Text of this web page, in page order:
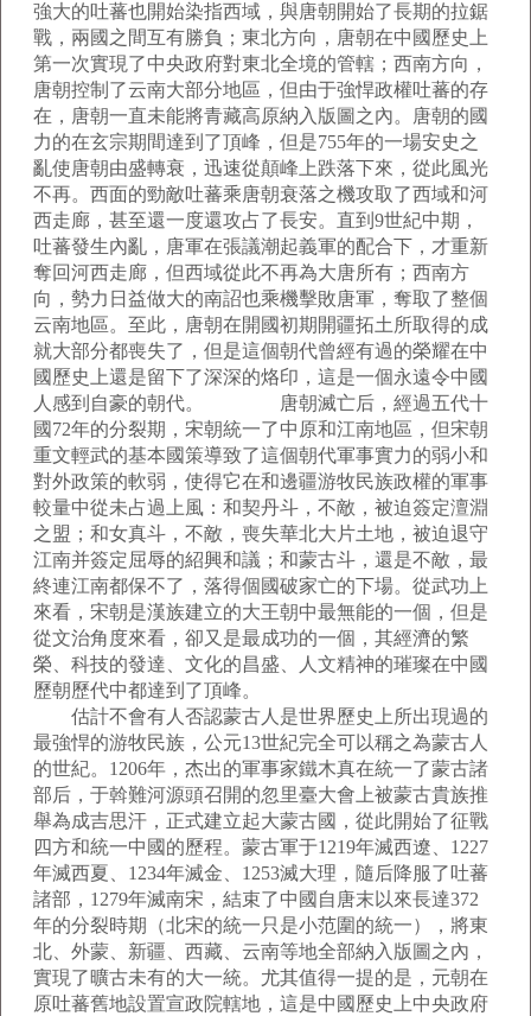
強大的吐蕃也開始染指西域，與唐朝開始了長期的拉鋸
戰，兩國之間互有勝負；東北方向，唐朝在中國歷史上
第一次實現了中央政府對東北全境的管轄；西南方向，
唐朝控制了云南大部分地區，但由于強悍政權吐蕃的存
在，唐朝一直未能將青藏高原納入版圖之內。唐朝的國
力的在玄宗期間達到了頂峰，但是755年的一場安史之
亂使唐朝由盛轉衰，迅速從顛峰上跌落下來，從此風光
不再。西面的勁敵吐蕃乘唐朝衰落之機攻取了西域和河
西走廊，甚至還一度還攻占了長安。直到9世紀中期，
吐蕃發生內亂，唐軍在張議潮起義軍的配合下，才重新
奪回河西走廊，但西域從此不再為大唐所有；西南方
向，勢力日益做大的南詔也乘機擊敗唐軍，奪取了整個
云南地區。至此，唐朝在開國初期開疆拓土所取得的成
就大部分都喪失了，但是這個朝代曾經有過的榮耀在中
國歷史上還是留下了深深的烙印，這是一個永遠令中國
人感到自豪的朝代。 唐朝滅亡后，經過五代十
國72年的分裂期，宋朝統一了中原和江南地區，但宋朝
重文輕武的基本國策導致了這個朝代軍事實力的弱小和
對外政策的軟弱，使得它在和邊疆游牧民族政權的軍事
較量中從未占過上風：和契丹斗，不敵，被迫簽定澶淵
之盟；和女真斗，不敵，喪失華北大片土地，被迫退守
江南并簽定屈辱的紹興和議；和蒙古斗，還是不敵，最
終連江南都保不了，落得個國破家亡的下場。從武功上
來看，宋朝是漢族建立的大王朝中最無能的一個，但是
從文治角度來看，卻又是最成功的一個，其經濟的繁
榮、科技的發達、文化的昌盛、人文精神的璀璨在中國
歷朝歷代中都達到了頂峰。
估計不會有人否認蒙古人是世界歷史上所出現過的
最強悍的游牧民族，公元13世紀完全可以稱之為蒙古人
的世紀。1206年，杰出的軍事家鐵木真在統一了蒙古諸
部后，于斡難河源頭召開的忽里臺大會上被蒙古貴族推
舉為成吉思汗，正式建立起大蒙古國，從此開始了征戰
四方和統一中國的歷程。蒙古軍于1219年滅西遼、1227
年滅西夏、1234年滅金、1253滅大理，隨后降服了吐蕃
諸部，1279年滅南宋，結束了中國自唐末以來長達372
年的分裂時期（北宋的統一只是小范圍的統一），將東
北、外蒙、新疆、西藏、云南等地全部納入版圖之內，
實現了曠古未有的大一統。尤其值得一提的是，元朝在
原吐蕃舊地設置宣政院轄地，這是中國歷史上中央政府